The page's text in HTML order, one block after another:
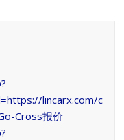
lincarx.com/c
Cross报价